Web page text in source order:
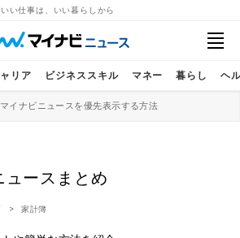
いい仕事は、いい暮らしから
リア ビジネススキル マネー 暮らし ヘ
イナビニュースを優先表示する方法
ュースまとめ
家計簿